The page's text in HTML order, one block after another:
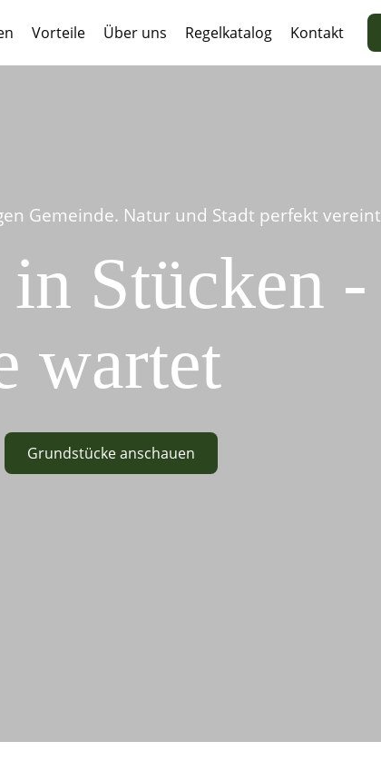
Vorteile Über uns Regelkatalog Kontakt
Gemeinde. Natur und Stadt perfekt
Stücken
wartet
Grundstücke anschauen